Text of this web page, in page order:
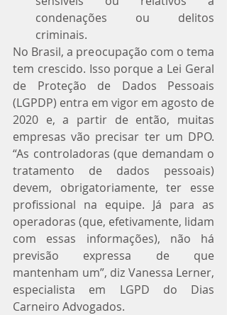
condenações ou delitos
criminais.
No Brasil, a preocupação com o tema
tem crescido. Isso porque a Lei Geral
de Proteção de Dados Pessoais
(LGPDP) entra em vigor em agosto de
2020 e, a partir de então, muitas
empresas vão precisar ter um DPO.
“As controladoras (que demandam o
tratamento de dados pessoais)
devem, obrigatoriamente, ter esse
profissional na equipe. Já para as
operadoras (que, efetivamente, lidam
com essas informações), não há
previsão expressa de que
mantenham um”, diz Vanessa Lerner,
especialista em LGPD do Dias
Carneiro Advogados.